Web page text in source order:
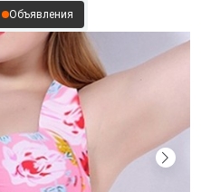
Объявления